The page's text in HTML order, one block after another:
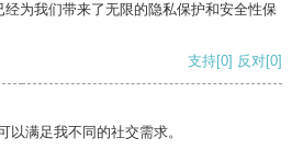
为我们带来了无限的隐私保护和安全性保
支持[0] 反对[0]
以满足我不同的社交需求。